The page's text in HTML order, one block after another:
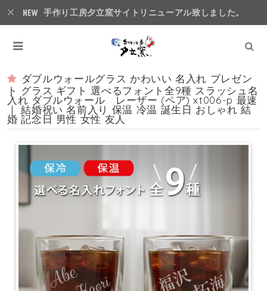
手作り工房夕立窯サイトリニューアル致しました。
ダブルウォールグラス かわいい 名入れ プレゼン
ト グラス ギフト 選べるフォント全9種 スラッシュ名
入れ ダブルウォール レーザー (ペア) xt006-p 最速
｜ 結婚祝い 名前入り 保温 冷温 誕生日 おしゃれ 結
婚 記念日 男性 女性 友人